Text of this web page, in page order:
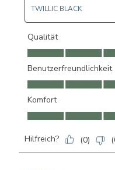
TWILLIC BLACK
Qualität
Qualität, 5.0 von 5
Benutzerfreundlichkeit
Benutzerfreundlichkeit,
Komfort
Komfort, 5.0 von 5
Hilfreich? (0) (